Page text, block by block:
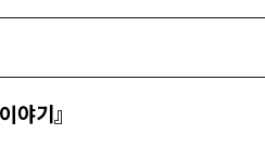
야기』